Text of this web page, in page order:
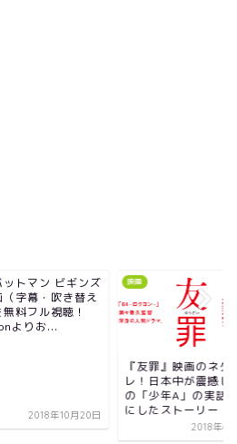
映画
レ！日本中が震撼したあ
にしたストーリー
2018年6月10日
『僕のワンダ
フ』映画のネ
らすじと感想